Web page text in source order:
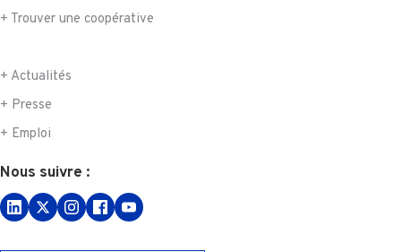
+ Trouver une coopérative
+ Actualités
+ Presse
+ Emploi
Nous suivre :